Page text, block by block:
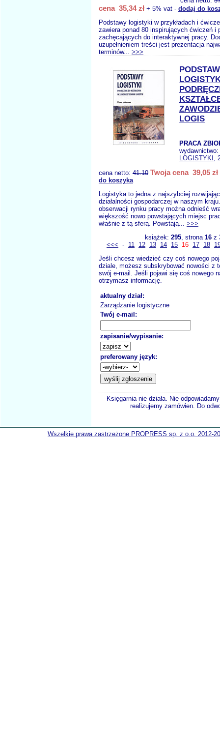
cena 35,34 zł + 5% vat - dodaj do
Podstawy logistyki w przykładach i
zawiera ponad 80 inspirujących ćwiczeń i
zachęcających do interaktywnej pracy.
uzupełnieniem treści jest prezentacja
terminów... >>>
LOGIS
PRACA
wydawnictwo:
LOGISTYKI ,
cena netto: 41.10 Twoja cena 39,05 zł
do koszyka
Logistyka to jedna z najszybciej
działalności gospodarczej w naszym
obserwacji rynku pracy można odnieść
większość nowo powstających miejsc
właśnie z tą sferą. Powstają... >>>
książek: 295, strona 16 z
<<< - 11 12 13 14 15 16 17 18
Jeśli chcesz wiedzieć czy coś nowego
dziale, możesz subskrybować nowości z
swój e-mail. Jeśli pojawi się coś nowego
otrzymasz informację.
aktualny dział:
Zarządzanie logistyczne
Twój e-mail:
zapisanie/wypisanie:
preferowany język:
Księgarnia nie działa. Nie
realizujemy zamówien. Do
Wszelkie prawa zastrzeżone PROPRESS sp. z o.o. 2012-